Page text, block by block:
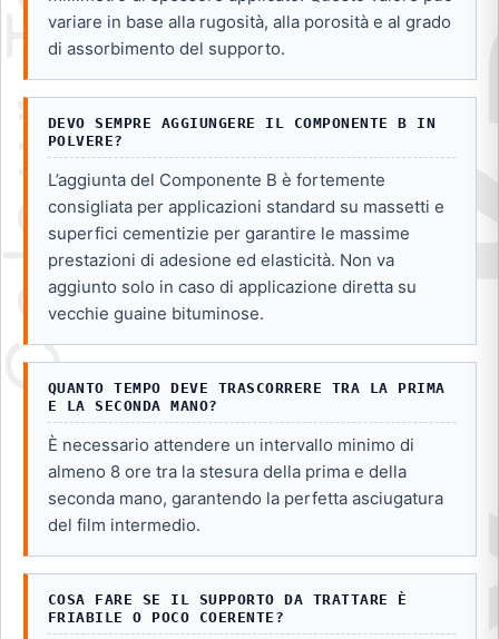
variare in base alla rugosità, alla porosità e al grado
di assorbimento del supporto.
DEVO SEMPRE AGGIUNGERE IL COMPONENTE B IN
POLVERE?
L’aggiunta del Componente B è fortemente
consigliata per applicazioni standard su massetti e
superfici cementizie per garantire le massime
prestazioni di adesione ed elasticità. Non va
aggiunto solo in caso di applicazione diretta su
vecchie guaine bituminose.
QUANTO TEMPO DEVE TRASCORRERE TRA LA PRIMA
E LA SECONDA MANO?
È necessario attendere un intervallo minimo di
almeno 8 ore tra la stesura della prima e della
seconda mano, garantendo la perfetta asciugatura
del film intermedio.
COSA FARE SE IL SUPPORTO DA TRATTARE È
FRIABILE O POCO COERENTE?